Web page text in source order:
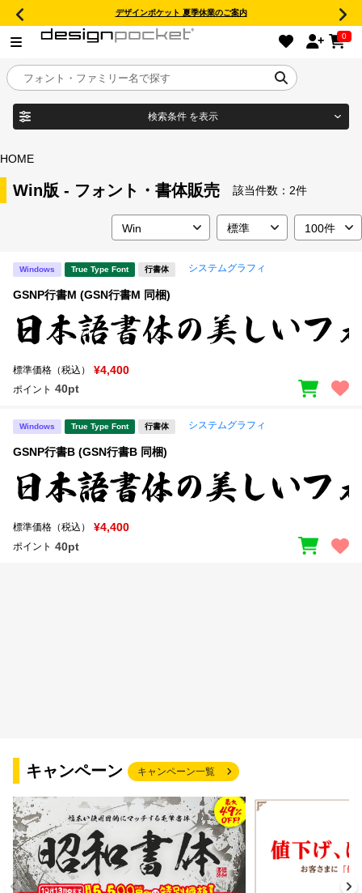
デザインポケット 夏季休業のご案内
0
目的別フォントガイド
年間ライセンス商品
キャンペーン一覧
新着一覧
マイページ
お気に入り
検索条件 を表示
フォント形式
宋朝体
教科書体 行書体
文字種類
価格帯
〜
HOME
Win版 - フォント・書体販売 該当件数： 2件
Windows True Type Font 行書体 システムグラフィ
GSNP行書M (GSN行書M 同梱)
標準価格（税込） ¥4,400
ポイント 40pt
Windows True Type Font 行書体 システムグラフィ
GSNP行書B (GSN行書B 同梱)
標準価格（税込） ¥4,400
ポイント 40pt
キャンペーン キャンペーン一覧